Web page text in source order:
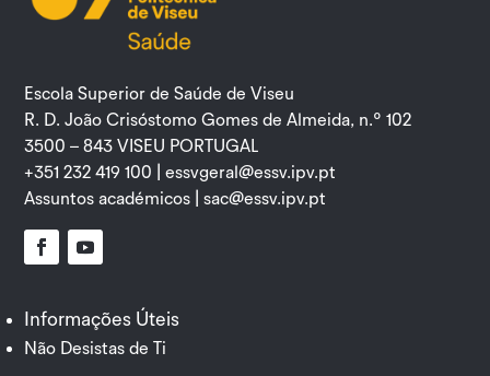
Escola Superior de Saúde de Viseu
R. D. João Crisóstomo Gomes de Almeida, n.º 102
3500 – 843 VISEU PORTUGAL
+351 232 419 100 |essvgeral@essv.ipv.pt
Assuntos académicos |sac@essv.ipv.pt
Informações Úteis
Não Desistas de Ti